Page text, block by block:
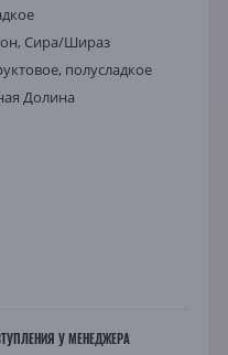
Сира/Шираз
полусладкое
Долина
У МЕНЕДЖЕРА